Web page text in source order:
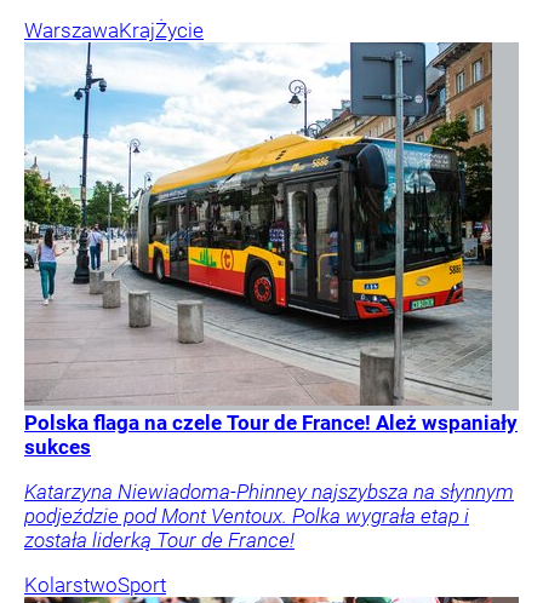
WarszawaKrajŻycie
Polska flaga na czele Tour de France! Ależ wspaniały
sukces
Katarzyna Niewiadoma-Phinney najszybsza na słynnym
podjeździe pod Mont Ventoux. Polka wygrała etap i
została liderką Tour de France!
KolarstwoSport